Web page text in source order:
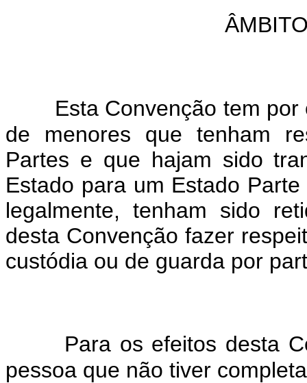
Esta Convenção tem
de menores que tenham
Partes e que hajam sido
Estado para um Estado
legalmente, tenham sido
desta Convenção fazer
custódia ou de guarda por
Para os efeitos desta
pessoa que não tiver